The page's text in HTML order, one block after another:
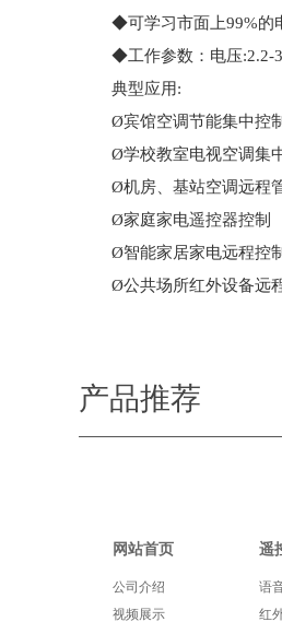
◆可学习市面上99%的电
◆工作参数：电压:2.2-
典型应用:
Ø宾馆空调节能集中控制
Ø学校教室电视空调集
Ø机房、基站空调远程
Ø家庭家电遥控器控制
Ø智能家居家电远程控制
Ø公共场所红外设备远
产品推荐
网站首页
公司介绍
视频展示
遥
语
红